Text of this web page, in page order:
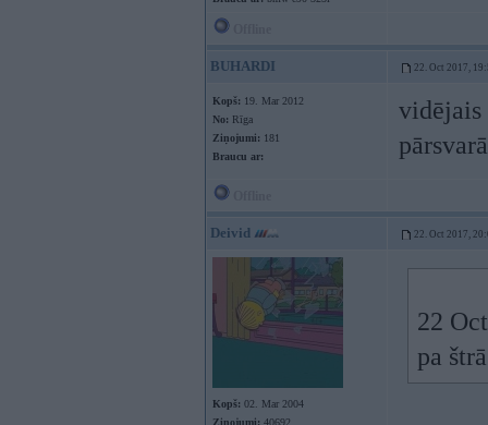
BUHARDI 22. Oct 2017,
Kopš: 19. Mar 2012
No: Rīga
Ziņojumi: 181
Braucu ar:
vidējais
Deivid 22. Oct 2017,
Kopš: 02. Mar 2004
Ziņojumi: 40692
22
pa